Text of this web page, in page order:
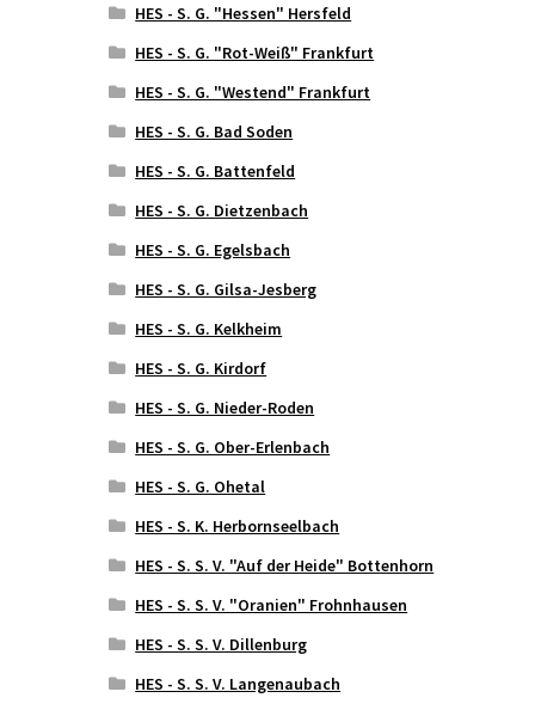
HES - S. G. "Hessen" Hersfeld
HES - S. G. "Rot-Weiß" Frankfurt
HES - S. G. "Westend" Frankfurt
HES - S. G. Bad Soden
HES - S. G. Battenfeld
HES - S. G. Dietzenbach
HES - S. G. Egelsbach
HES - S. G. Gilsa-Jesberg
HES - S. G. Kelkheim
HES - S. G. Kirdorf
HES - S. G. Nieder-Roden
HES - S. G. Ober-Erlenbach
HES - S. G. Ohetal
HES - S. K. Herbornseelbach
HES - S. S. V. "Auf der Heide" Bottenhorn
HES - S. S. V. "Oranien" Frohnhausen
HES - S. S. V. Dillenburg
HES - S. S. V. Langenaubach